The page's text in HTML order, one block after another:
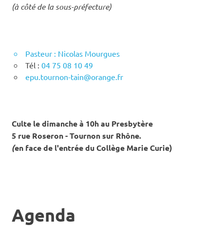
(à côté de la sous-préfecture)
Pasteur : Nicolas Mourgues
Tél : 04 75 08 10 49
epu.tournon-tain@orange.fr
Culte le dimanche à 10h au Presbytère
5 rue Roseron - Tournon sur Rhône.
(en face de l'entrée du Collège Marie Curie)
Agenda